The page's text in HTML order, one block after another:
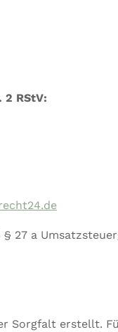
RStV:
27 a
Sorgfalt erstellt.